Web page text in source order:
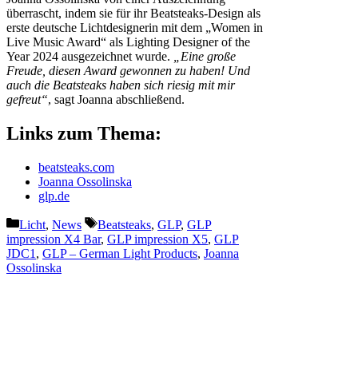
überrascht, indem sie für ihr Beatsteaks-Design als
erste deutsche Lichtdesignerin mit dem „Women in
Live Music Award“ als Lighting Designer of the
Year 2024 ausgezeichnet wurde.
„Eine große
Freude, diesen Award gewonnen zu haben! Und
auch die Beatsteaks haben sich riesig mit mir
gefreut“, sagt Joanna abschließend.
Links zum Thema:
beatsteaks.com
Joanna Ossolinska
glp.de
Kategorien
Licht, News Schlagwörter
Beatsteaks, GLP, GLP
impression X4 Bar, GLP impression X5, GLP
JDC1 , GLP – German Light Products, Joanna
Ossolinska